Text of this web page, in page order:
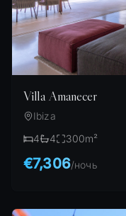
Villa Amanecer
Ibiza
4
4 300m²
€7,306/ночь